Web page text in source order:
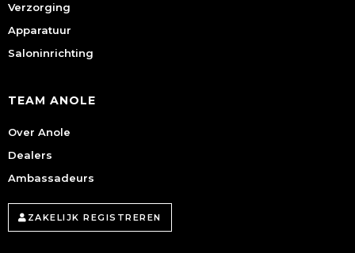
Verzorging
Apparatuur
Saloninrichting
TEAM ANOLE
Over Anole
Dealers
Ambassadeurs
ZAKELIJK REGISTREREN